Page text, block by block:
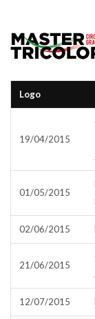
Logo
19/04/2015
01/05/2015
02/06/2015
21/06/2015
12/07/2015